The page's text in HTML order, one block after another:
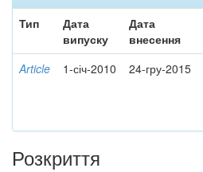
Тип
Дата
випуску
Дата
внесення
Article 1-січ-2010 24-гру-2015
Розкриття